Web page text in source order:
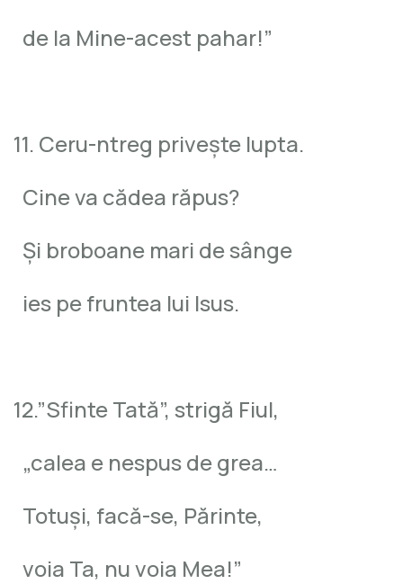
de la Mine-acest pahar!”
11. Ceru-ntreg priveşte lupta.
Cine va cădea răpus?
Şi broboane mari de sânge
ies pe fruntea lui Isus.
12.”Sfinte Tată”, strigă Fiul,
„calea e nespus de grea…
Totuşi, facă-se, Părinte,
voia Ta, nu voia Mea!”